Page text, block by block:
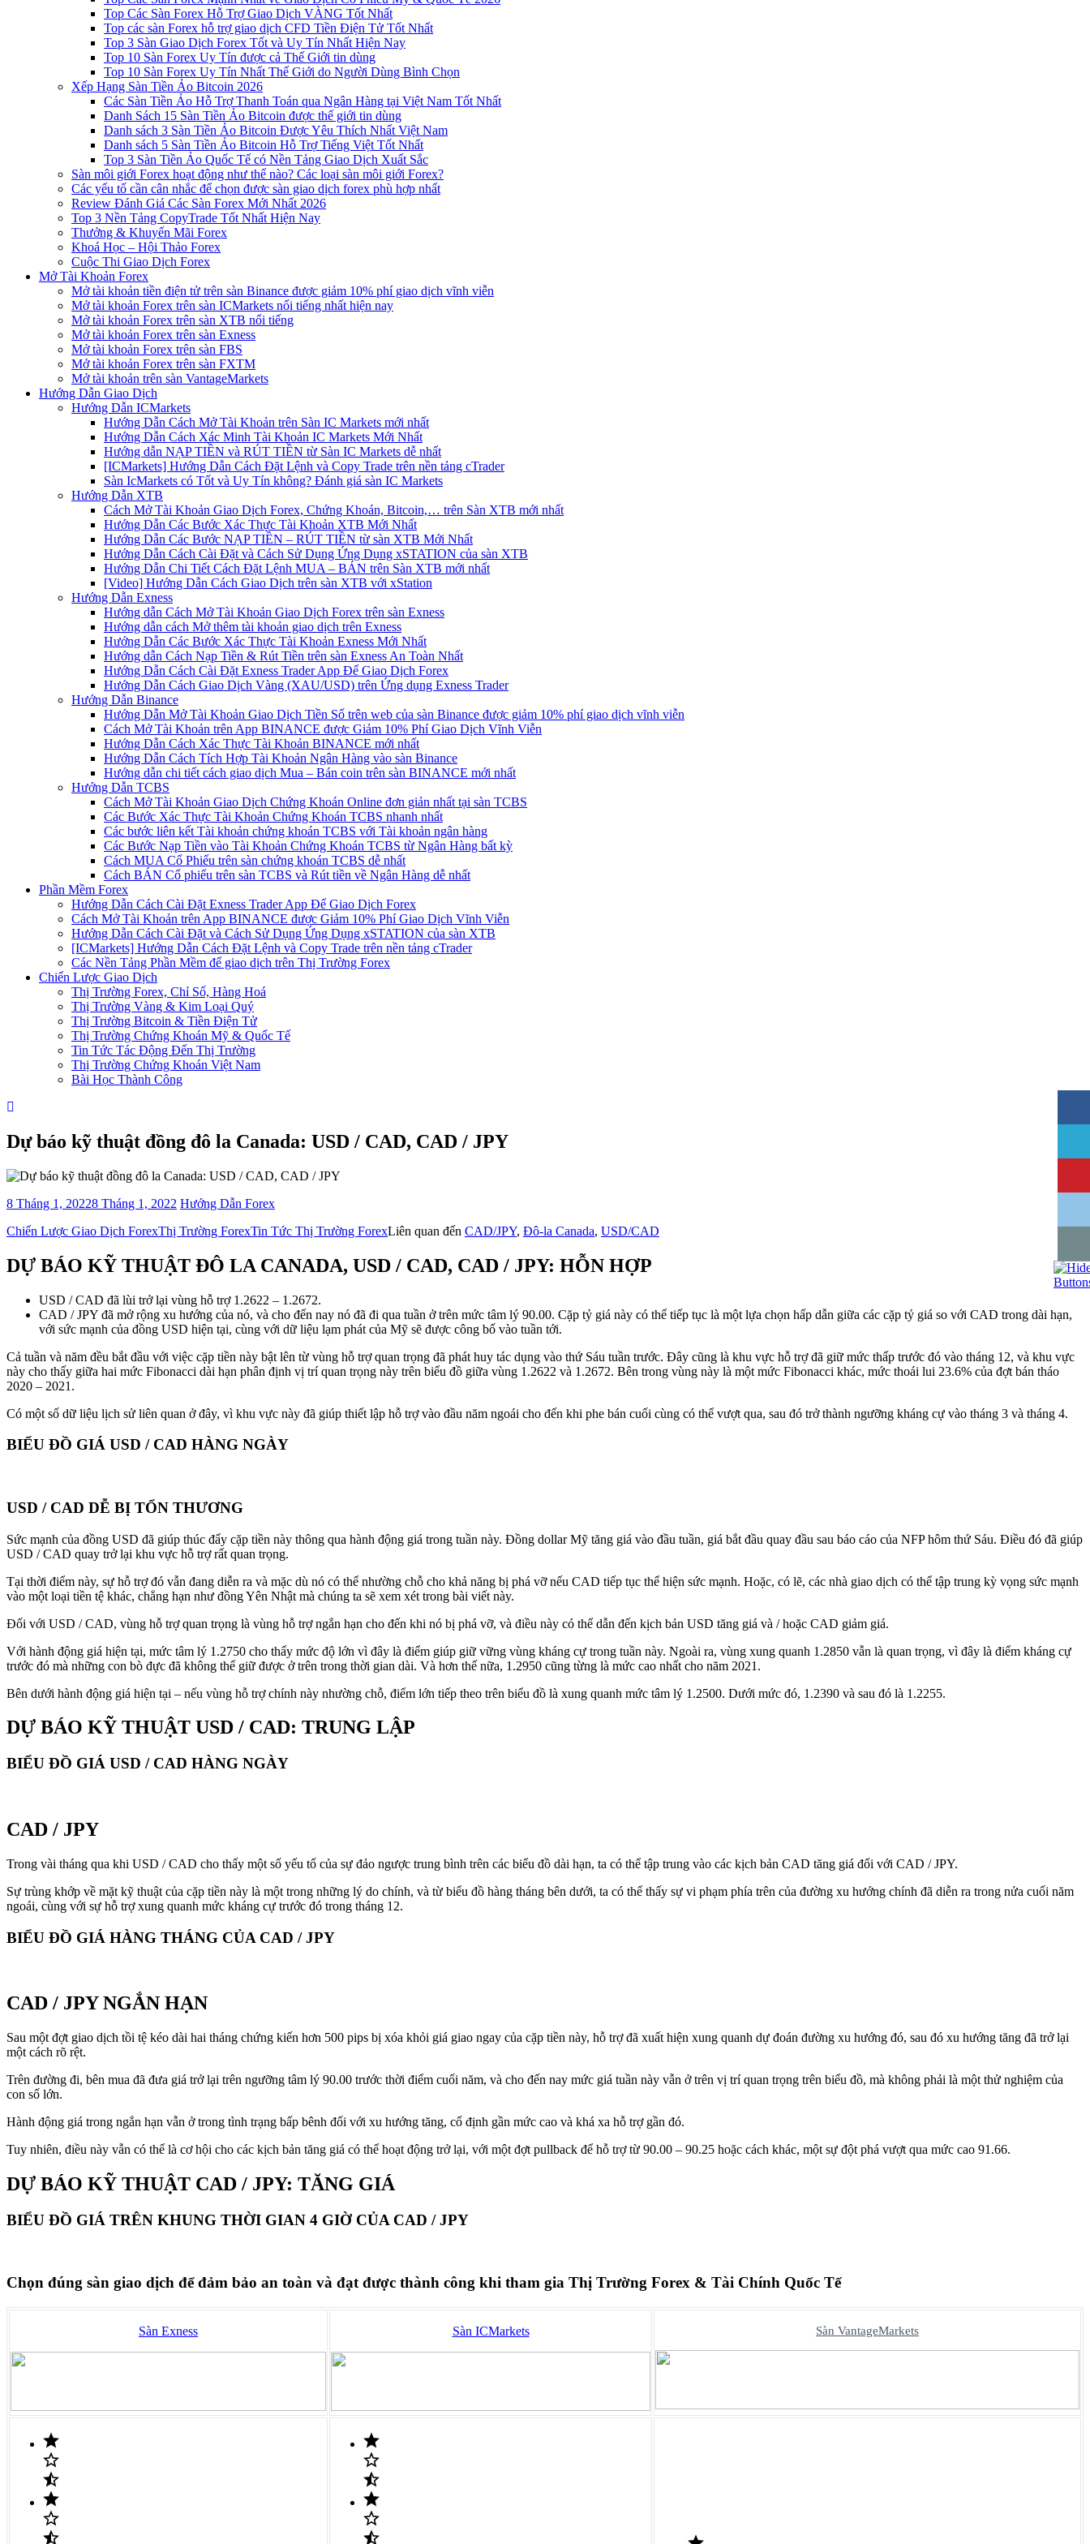
Top Các Sàn Forex Hỗ Trợ Giao Dịch VÀNG Tốt Nhất
Top các sàn Forex hỗ trợ giao dịch CFD Tiền Điện Tử Tốt Nhất
Top 3 Sàn Giao Dịch Forex Tốt và Uy Tín Nhất Hiện Nay
Top 10 Sàn Forex Uy Tín được cả Thế Giới tin dùng
Top 10 Sàn Forex Uy Tín Nhất Thế Giới do Người Dùng Bình Chọn
Xếp Hạng Sàn Tiền Ảo Bitcoin 2026
Các Sàn Tiền Ảo Hỗ Trợ Thanh Toán qua Ngân Hàng tại Việt Nam Tốt Nhất
Danh Sách 15 Sàn Tiền Ảo Bitcoin được thế giới tin dùng
Danh sách 3 Sàn Tiền Ảo Bitcoin Được Yêu Thích Nhất Việt Nam
Danh sách 5 Sàn Tiền Ảo Bitcoin Hỗ Trợ Tiếng Việt Tốt Nhất
Top 3 Sàn Tiền Ảo Quốc Tế có Nền Tảng Giao Dịch Xuất Sắc
Sàn môi giới Forex hoạt động như thế nào? Các loại sàn môi giới Forex?
Các yếu tố cần cân nhắc để chọn được sàn giao dịch forex phù hợp nhất
Review Đánh Giá Các Sàn Forex Mới Nhất 2026
Top 3 Nền Tảng CopyTrade Tốt Nhất Hiện Nay
Thưởng & Khuyến Mãi Forex
Khoá Học – Hội Thảo Forex
Cuộc Thi Giao Dịch Forex
Mở Tài Khoản Forex
Mở tài khoản tiền điện tử trên sàn Binance được giảm 10% phí giao dịch vĩnh viễn
Mở tài khoản Forex trên sàn ICMarkets nổi tiếng nhất hiện nay
Mở tài khoản Forex trên sàn XTB nổi tiếng
Mở tài khoản Forex trên sàn Exness
Mở tài khoản Forex trên sàn FBS
Mở tài khoản Forex trên sàn FXTM
Mở tài khoản trên sàn VantageMarkets
Hướng Dẫn Giao Dịch
Hướng Dẫn ICMarkets
Hướng Dẫn Cách Mở Tài Khoản trên Sàn IC Markets mới nhất
Hướng Dẫn Cách Xác Minh Tài Khoản IC Markets Mới Nhất
Hướng dẫn NẠP TIỀN và RÚT TIỀN từ Sàn IC Markets dễ nhất
[ICMarkets] Hướng Dẫn Cách Đặt Lệnh và Copy Trade trên nền tảng cTrader
Sàn IcMarkets có Tốt và Uy Tín không? Đánh giá sàn IC Markets
Hướng Dẫn XTB
Cách Mở Tài Khoản Giao Dịch Forex, Chứng Khoán, Bitcoin,… trên Sàn XTB mới nhất
Hướng Dẫn Các Bước Xác Thực Tài Khoản XTB Mới Nhất
Hướng Dẫn Các Bước NẠP TIỀN – RÚT TIỀN từ sàn XTB Mới Nhất
Hướng Dẫn Cách Cài Đặt và Cách Sử Dụng Ứng Dụng xSTATION của sàn XTB
Hướng Dẫn Chi Tiết Cách Đặt Lệnh MUA – BÁN trên Sàn XTB mới nhất
[Video] Hướng Dẫn Cách Giao Dịch trên sàn XTB với xStation
Hướng Dẫn Exness
Hướng dẫn Cách Mở Tài Khoản Giao Dịch Forex trên sàn Exness
Hướng dẫn cách Mở thêm tài khoản giao dịch trên Exness
Hướng Dẫn Các Bước Xác Thực Tài Khoản Exness Mới Nhất
Hướng dẫn Cách Nạp Tiền & Rút Tiền trên sàn Exness An Toàn Nhất
Hướng Dẫn Cách Cài Đặt Exness Trader App Để Giao Dịch Forex
Hướng Dẫn Cách Giao Dịch Vàng (XAU/USD) trên Ứng dụng Exness Trader
Hướng Dẫn Binance
Hướng Dẫn Mở Tài Khoản Giao Dịch Tiền Số trên web của sàn Binance được giảm 10% phí giao dịch vĩnh viễn
Cách Mở Tài Khoản trên App BINANCE được Giảm 10% Phí Giao Dịch Vĩnh Viễn
Hướng Dẫn Cách Xác Thực Tài Khoản BINANCE mới nhất
Hướng Dẫn Cách Tích Hợp Tài Khoản Ngân Hàng vào sàn Binance
Hướng dẫn chi tiết cách giao dịch Mua – Bán coin trên sàn BINANCE mới nhất
Hướng Dẫn TCBS
Cách Mở Tài Khoản Giao Dịch Chứng Khoán Online đơn giản nhất tại sàn TCBS
Các Bước Xác Thực Tài Khoản Chứng Khoán TCBS nhanh nhất
Các bước liên kết Tài khoản chứng khoán TCBS với Tài khoản ngân hàng
Các Bước Nạp Tiền vào Tài Khoản Chứng Khoán TCBS từ Ngân Hàng bất kỳ
Cách MUA Cổ Phiếu trên sàn chứng khoán TCBS dễ nhất
Cách BÁN Cổ phiếu trên sàn TCBS và Rút tiền về Ngân Hàng dễ nhất
Phần Mềm Forex
Hướng Dẫn Cách Cài Đặt Exness Trader App Để Giao Dịch Forex
Cách Mở Tài Khoản trên App BINANCE được Giảm 10% Phí Giao Dịch Vĩnh Viễn
Hướng Dẫn Cách Cài Đặt và Cách Sử Dụng Ứng Dụng xSTATION của sàn XTB
[ICMarkets] Hướng Dẫn Cách Đặt Lệnh và Copy Trade trên nền tảng cTrader
Các Nền Tảng Phần Mềm để giao dịch trên Thị Trường Forex
Chiến Lược Giao Dịch
Thị Trường Forex, Chỉ Số, Hàng Hoá
Thị Trường Vàng & Kim Loại Quý
Thị Trường Bitcoin & Tiền Điện Tử
Thị Trường Chứng Khoán Mỹ & Quốc Tế
Tin Tức Tác Động Đến Thị Trường
Thị Trường Chứng Khoán Việt Nam
Bài Học Thành Công
Dự báo kỹ thuật đồng đô la Canada: USD / CAD, CAD / JPY
8 Tháng 1, 20228 Tháng 1, 2022 Hướng Dẫn Forex
Categories
Chiến Lược Giao Dịch ForexThị Trường ForexTin Tức Thị Trường ForexLiên quan đến CAD/JPY, Đô-la Canada, USD/CAD
DỰ BÁO KỸ THUẬT ĐÔ LA CANADA, USD / CAD, CAD / JPY: HỖN HỢP
USD / CAD đã lùi trở lại vùng hỗ trợ 1.2622 – 1.2672.
CAD / JPY đã mở rộng xu hướng của nó, và cho đến nay nó đã đi qua tuần ở trên mức tâm lý 90.00. Cặp tỷ giá này có thể tiếp tục là một lựa chọn hấp dẫn giữa các cặp tỷ giá so với CAD trong dài hạn,
với sức mạnh của đồng USD hiện tại, cùng với dữ liệu lạm phát của Mỹ sẽ được công bố vào tuần tới.
Cả tuần và năm đều bắt đầu với việc cặp tiền này bật lên từ vùng hỗ trợ quan trọng đã phát huy tác dụng vào thứ Sáu tuần trước. Đây cũng là khu vực hỗ trợ đã giữ mức thấp trước đó vào tháng 12, và khu vực
này cho thấy giữa hai mức Fibonacci dài hạn phân định vị trí quan trọng này trên biểu đồ giữa vùng 1.2622 và 1.2672. Bên trong vùng này là một mức Fibonacci khác, mức thoái lui 23.6% của đợt bán tháo
2020 – 2021.
Có một số dữ liệu lịch sử liên quan ở đây, vì khu vực này đã giúp thiết lập hỗ trợ vào đầu năm ngoái cho đến khi phe bán cuối cùng có thể vượt qua, sau đó trở thành ngưỡng kháng cự vào tháng 3 và tháng 4.
BIỂU ĐỒ GIÁ USD / CAD HÀNG NGÀY
USD / CAD DỄ BỊ TỔN THƯƠNG
Sức mạnh của đồng USD đã giúp thúc đẩy cặp tiền này thông qua hành động giá trong tuần này. Đồng dollar Mỹ tăng giá vào đầu tuần, giá bắt đầu quay đầu sau báo cáo của NFP hôm thứ Sáu. Điều đó đã giúp
USD / CAD quay trở lại khu vực hỗ trợ rất quan trọng.
Tại thời điểm này, sự hỗ trợ đó vẫn đang diễn ra và mặc dù nó có thể nhường chỗ cho khả năng bị phá vỡ nếu CAD tiếp tục thể hiện sức mạnh. Hoặc, có lẽ, các nhà giao dịch có thể tập trung kỳ vọng sức mạnh
vào một loại tiền tệ khác, chẳng hạn như đồng Yên Nhật mà chúng ta sẽ xem xét trong bài viết này.
Đối với USD / CAD, vùng hỗ trợ quan trọng là vùng hỗ trợ ngắn hạn cho đến khi nó bị phá vỡ, và điều này có thể dẫn đến kịch bản USD tăng giá và / hoặc CAD giảm giá.
Với hành động giá hiện tại, mức tâm lý 1.2750 cho thấy mức độ lớn vì đây là điểm giúp giữ vững vùng kháng cự trong tuần này. Ngoài ra, vùng xung quanh 1.2850 vẫn là quan trọng, vì đây là điểm kháng cự
trước đó mà những con bò đực đã không thể giữ được ở trên trong thời gian dài. Và hơn thế nữa, 1.2950 cũng từng là mức cao nhất cho năm 2021.
Bên dưới hành động giá hiện tại – nếu vùng hỗ trợ chính này nhường chỗ, điểm lớn tiếp theo trên biểu đồ là xung quanh mức tâm lý 1.2500. Dưới mức đó, 1.2390 và sau đó là 1.2255.
DỰ BÁO KỸ THUẬT USD / CAD: TRUNG LẬP
BIỂU ĐỒ GIÁ USD / CAD HÀNG NGÀY
CAD / JPY
Trong vài tháng qua khi USD / CAD cho thấy một số yếu tố của sự đảo ngược trung bình trên các biểu đồ dài hạn, ta có thể tập trung vào các kịch bản CAD tăng giá đối với CAD / JPY.
Sự trùng khớp về mặt kỹ thuật của cặp tiền này là một trong những lý do chính, và từ biểu đồ hàng tháng bên dưới, ta có thể thấy sự vi phạm phía trên của đường xu hướng chính đã diễn ra trong nửa cuối năm
ngoái, cùng với sự hỗ trợ xung quanh mức kháng cự trước đó trong tháng 12.
BIỂU ĐỒ GIÁ HÀNG THÁNG CỦA CAD / JPY
CAD / JPY NGẮN HẠN
Sau một đợt giao dịch tồi tệ kéo dài hai tháng chứng kiến ​​hơn 500 pips bị xóa khỏi giá giao ngay của cặp tiền này, hỗ trợ đã xuất hiện xung quanh dự đoán đường xu hướng đó, sau đó xu hướng tăng đã trở lại
một cách rõ rệt.
Trên đường đi, bên mua đã đưa giá trở lại trên ngưỡng tâm lý 90.00 trước thời điểm cuối năm, và cho đến nay mức giá tuần này vẫn ở trên vị trí quan trọng trên biểu đồ, mà không phải là một thử nghiệm của
con số lớn.
Hành động giá trong ngắn hạn vẫn ở trong tình trạng bấp bênh đối với xu hướng tăng, cố định gần mức cao và khá xa hỗ trợ gần đó.
Tuy nhiên, điều này vẫn có thể là cơ hội cho các kịch bản tăng giá có thể hoạt động trở lại, với một đợt pullback để hỗ trợ từ 90.00 – 90.25 hoặc cách khác, một sự đột phá vượt qua mức cao 91.66.
DỰ BÁO KỸ THUẬT CAD / JPY: TĂNG GIÁ
BIỂU ĐỒ GIÁ TRÊN KHUNG THỜI GIAN 4 GIỜ CỦA CAD / JPY
Chọn đúng sàn giao dịch để đảm bảo an toàn và đạt được thành công khi tham gia Thị Trường Forex & Tài Chính Quốc Tế
Sàn Exness Sàn ICMarkets Sàn VantageMarkets